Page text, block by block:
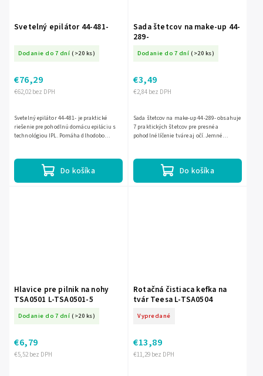
Svetelný epilátor 44-481-
Dodanie do 7 dní (>20 ks)
€62,02 bez DPH
€76,29
Do košíka
Svetelný epilátor 44-481- je praktické
riešenie pre pohodlnú domácu epiláciu s
technológiou IPL. Pomáha dlhodobo
Sada štetcov na make-up 44-
289-
Dodanie do 7 dní (>20 ks)
€2,84 bez DPH
€3,49
Do košíka
Sada štetcov na make-up 44-289- obsahuje
7 praktických štetcov pre presné a
pohodlné líčenie tváre aj očí. Jemné
Hlavice pre pilnik na nohy
TSA0501 L-TSA0501-5
Dodanie do 7 dní (>20 ks)
€5,52 bez DPH
€6,79
Rotačná čistiaca kefka na
tvár Teesa L-TSA0504
Vypredané
€11,29 bez DPH
€13,89